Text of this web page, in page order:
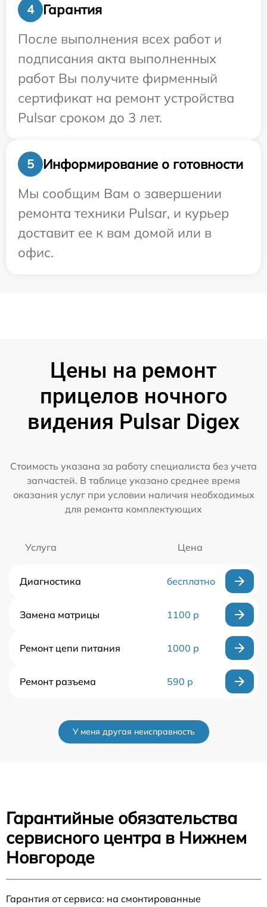
4
Гарантия
После выполнения всех работ и
подписания акта выполненных
работ Вы получите фирменный
сертификат на ремонт устройства
Pulsar сроком до 3 лет.
5
Информирование о готовности
Мы сообщим Вам о завершении
ремонта техники Pulsar, и курьер
доставит ее к вам домой или в
офис.
Цены на ремонт
прицелов ночного
видения Pulsar Digex
Стоимость указана за работу специалиста без учета
запчастей. В таблице указано среднее время
оказания услуг при условии наличия необходимых
для ремонта комплектующих
Услуга Цена
Диагностика бесплатно
Замена матрицы 1100 р
Ремонт цепи питания 1000 р
Ремонт разъема 590 р
У меня другая неисправность
Гарантийные обязательства
сервисного центра в Нижнем
Новгороде
Гарантия от сервиса: на смонтированные